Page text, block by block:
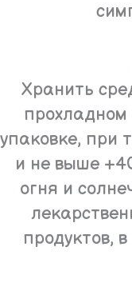
Хранить
упаковке, при
и не выше
огня и
продуктов,